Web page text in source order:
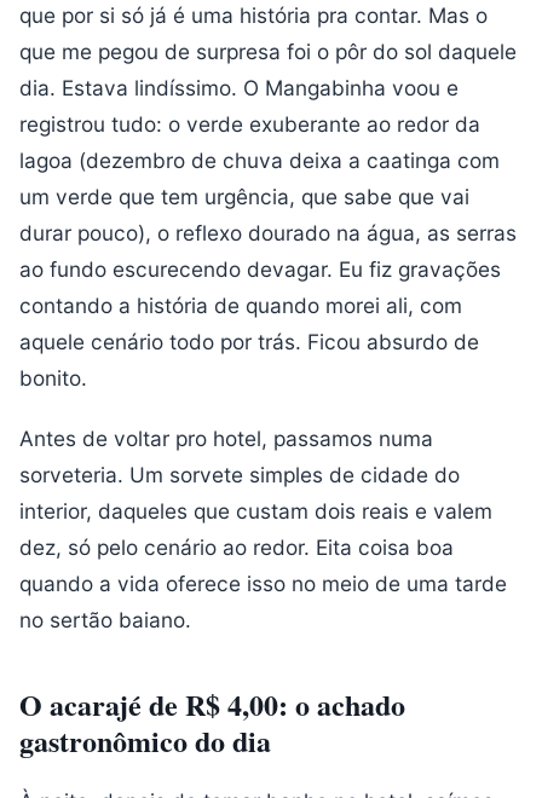
que por si só já é uma história pra contar. Mas o
que me pegou de surpresa foi o pôr do sol daquele
dia. Estava lindíssimo. O Mangabinha voou e
registrou tudo: o verde exuberante ao redor da
lagoa (dezembro de chuva deixa a caatinga com
um verde que tem urgência, que sabe que vai
durar pouco), o reflexo dourado na água, as serras
ao fundo escurecendo devagar. Eu fiz gravações
contando a história de quando morei ali, com
aquele cenário todo por trás. Ficou absurdo de
bonito.
Antes de voltar pro hotel, passamos numa
sorveteria. Um sorvete simples de cidade do
interior, daqueles que custam dois reais e valem
dez, só pelo cenário ao redor. Eita coisa boa
quando a vida oferece isso no meio de uma tarde
no sertão baiano.
O acarajé de R$ 4,00: o achado
gastronômico do dia